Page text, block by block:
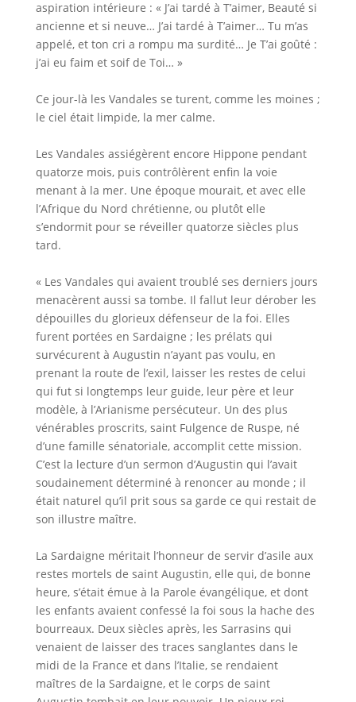
aspiration intérieure : « J’ai tardé à T’aimer, Beauté si
ancienne et si neuve… J’ai tardé à T’aimer… Tu m’as
appelé, et ton cri a rompu ma surdité… Je T’ai goûté :
j’ai eu faim et soif de Toi… »
Ce jour-là les Vandales se turent, comme les moines ;
le ciel était limpide, la mer calme.
Les Vandales assiégèrent encore Hippone pendant
quatorze mois, puis contrôlèrent enfin la voie
menant à la mer. Une époque mourait, et avec elle
l’Afrique du Nord chrétienne, ou plutôt elle
s’endormit pour se réveiller quatorze siècles plus
tard.
« Les Vandales qui avaient troublé ses derniers jours
menacèrent aussi sa tombe. Il fallut leur dérober les
dépouilles du glorieux défenseur de la foi. Elles
furent portées en Sardaigne ; les prélats qui
survécurent à Augustin n’ayant pas voulu, en
prenant la route de l’exil, laisser les restes de celui
qui fut si longtemps leur guide, leur père et leur
modèle, à l’Arianisme persécuteur. Un des plus
vénérables proscrits, saint Fulgence de Ruspe, né
d’une famille sénatoriale, accomplit cette mission.
C’est la lecture d’un sermon d’Augustin qui l’avait
soudainement déterminé à renoncer au monde ; il
était naturel qu’il prit sous sa garde ce qui restait de
son illustre maître.
La Sardaigne méritait l’honneur de servir d’asile aux
restes mortels de saint Augustin, elle qui, de bonne
heure, s’était émue à la Parole évangélique, et dont
les enfants avaient confessé la foi sous la hache des
bourreaux. Deux siècles après, les Sarrasins qui
venaient de laisser des traces sanglantes dans le
midi de la France et dans l’Italie, se rendaient
maîtres de la Sardaigne, et le corps de saint